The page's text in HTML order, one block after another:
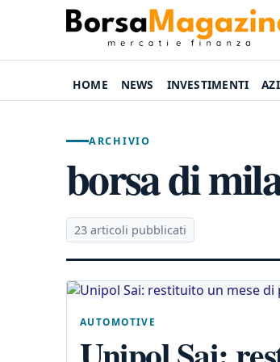
HOME NEWS INVESTIMENTI
ARCHIVIO
borsa di
23 articoli pubblicati
AUTOMOTIVE